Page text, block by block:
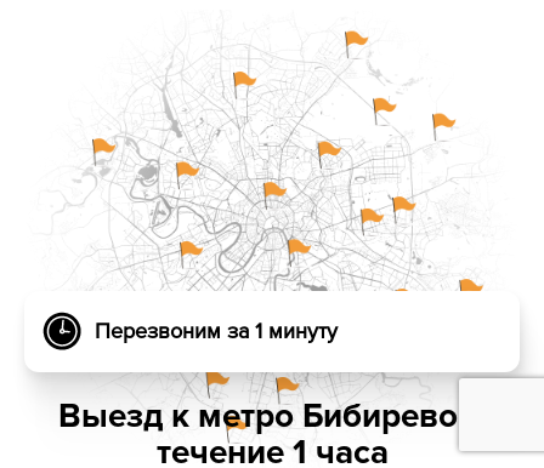
Выезд к метро Бибирево в
течение 1 часа
Перезвоним за 1 минуту